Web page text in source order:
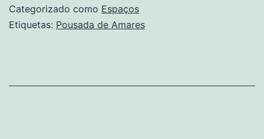
Categorizado como Espaços
Etiquetas: Pousada de Amares